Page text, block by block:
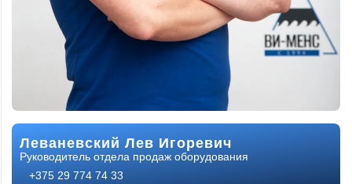
Леваневский Лев Игоревич
Руководитель отдела продаж оборудования
+375 29 774 74 33